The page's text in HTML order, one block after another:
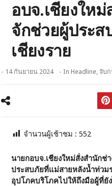
อบจ.เชียงใหม่
จักช่วยผู้ประ
เชียงราย
- 14 กันยายน 2024 - InHeadline, จับ
จำนวนผู้เช้าชม :552
นายกอบจ.เชียงใหม่สั่งสำนักช่
ประสบภัยที่แม่สายหลังน้ำท่วม
อุปโภคบริโภคไปให้ถึงมือผู้ที่ยั